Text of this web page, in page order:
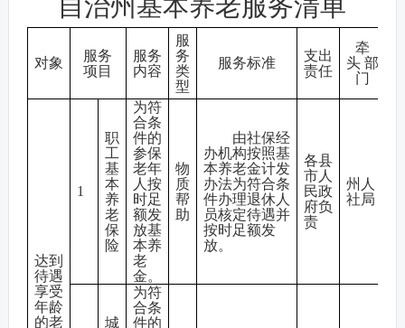
自治州基本养老服务清单
对象
服务
项目
服务
内容
服
务
类
型
服务标准
支出
责任
牵
头 部
门
达到
待遇
享受
年龄
的老
1
职
工
基
本
养
老
保
险
为符
合条
件的
参保
老年
人按
时足
额发
放基
本养
老
金。
物
质
帮
助
由社保经
办机构按照基
本养老金计发
办法为符合条
件办理退休人
员核定待遇并
按时足额发
放。
各县
市人
民政
府负
责
州人
社局
城
为符
合条
件的